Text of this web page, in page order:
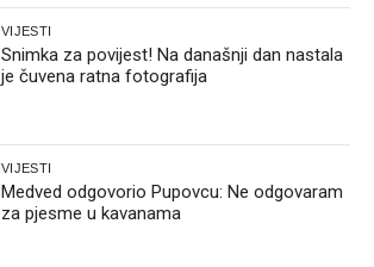
VIJESTI
Snimka za povijest! Na današnji dan nastala
je čuvena ratna fotografija
VIJESTI
Medved odgovorio Pupovcu: Ne odgovaram
za pjesme u kavanama